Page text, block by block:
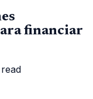
financiar